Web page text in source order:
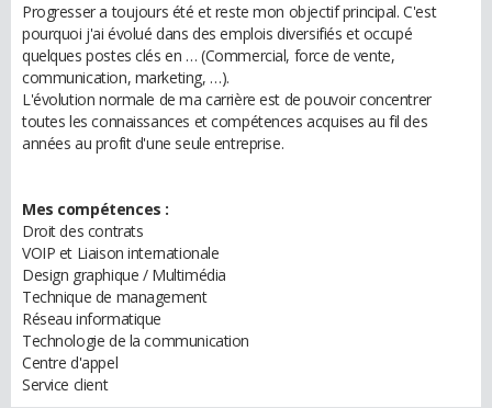
Progresser a toujours été et reste mon objectif principal. C'est
pourquoi j'ai évolué dans des emplois diversifiés et occupé
quelques postes clés en … (Commercial, force de vente,
communication, marketing, …).
L'évolution normale de ma carrière est de pouvoir concentrer
toutes les connaissances et compétences acquises au fil des
années au profit d'une seule entreprise.
Mes compétences :
Droit des contrats
VOIP et Liaison internationale
Design graphique / Multimédia
Technique de management
Réseau informatique
Technologie de la communication
Centre d'appel
Service client